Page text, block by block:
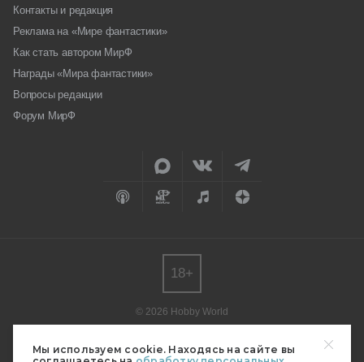
Мы используем cookie. Находясь на сайте вы
Контакты и редакция
Реклама на «Мире фантастики»
Как стать автором МирФ
Награды «Мира фантастики»
Вопросы редакции
Форум МирФ
© 2026 Hobby World
редакции.
18+